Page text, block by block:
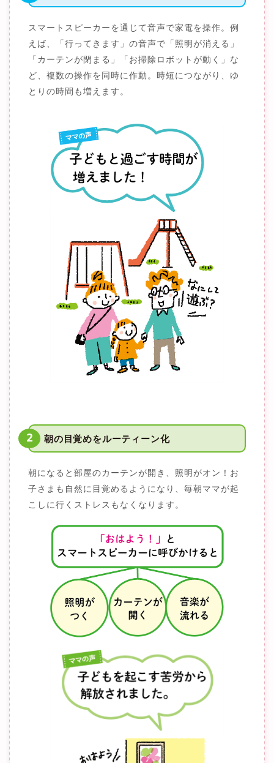
スマートスピーカーを通じて音声で家電を操作。例
えば、「行ってきます」の音声で「照明が消える」
「カーテンが閉まる」「お掃除ロボットが動く」な
ど、複数の操作を同時に作動。時短につながり、ゆ
とりの時間も増えます。
2 朝の目覚めをルーティーン化
朝になると部屋のカーテンが開き、照明がオン！お
子さまも自然に目覚めるようになり、毎朝ママが起
こしに行くストレスもなくなります。